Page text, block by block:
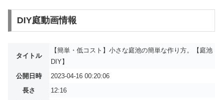
DIY庭動画情報
タイトル
【簡単・低コスト】小さな庭池の簡単な作り方。【庭池
DIY】
公開日時
2023-04-16 00:20:06
長さ
12:16